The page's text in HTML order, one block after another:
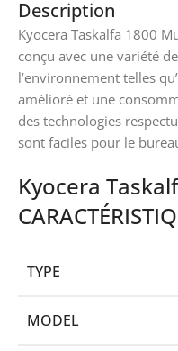
Description
Kyocera Taskalfa 1800
conçu avec une variété
l’environnement telles
amélioré et une
des technologies
sont faciles pour le
Kyocera
TYPE
MODEL